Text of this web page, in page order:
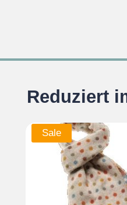
Reduziert
Sale